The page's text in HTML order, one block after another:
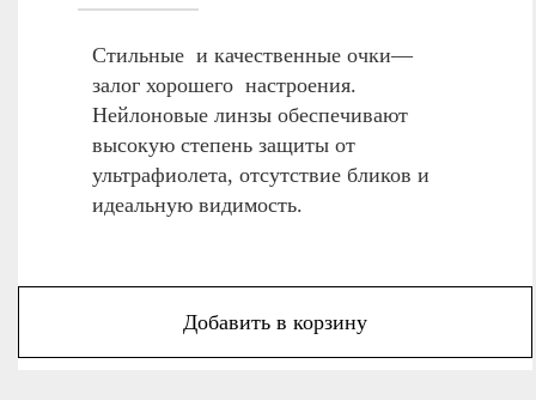
Стильные и качественные очки—
залог хорошего настроения.
Нейлоновые линзы обеспечивают
высокую степень защиты от
ультрафиолета, отсутствие бликов и
идеальную видимость.
Добавить в корзину